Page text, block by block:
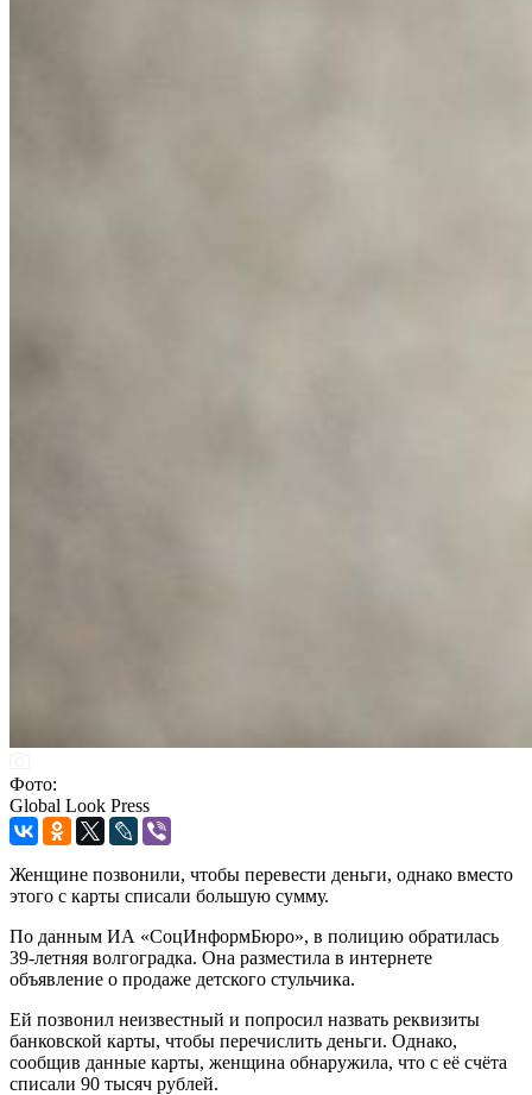
Фото:
Global Look Press
Женщине позвонили, чтобы перевести деньги, однако вместо
этого с карты списали большую сумму.
По данным ИА «СоцИнформБюро», в полицию обратилась
39-летняя волгоградка. Она разместила в интернете
объявление о продаже детского стульчика.
Ей позвонил неизвестный и попросил назвать реквизиты
банковской карты, чтобы перечислить деньги. Однако,
сообщив данные карты, женщина обнаружила, что с её счёта
списали 90 тысяч рублей.